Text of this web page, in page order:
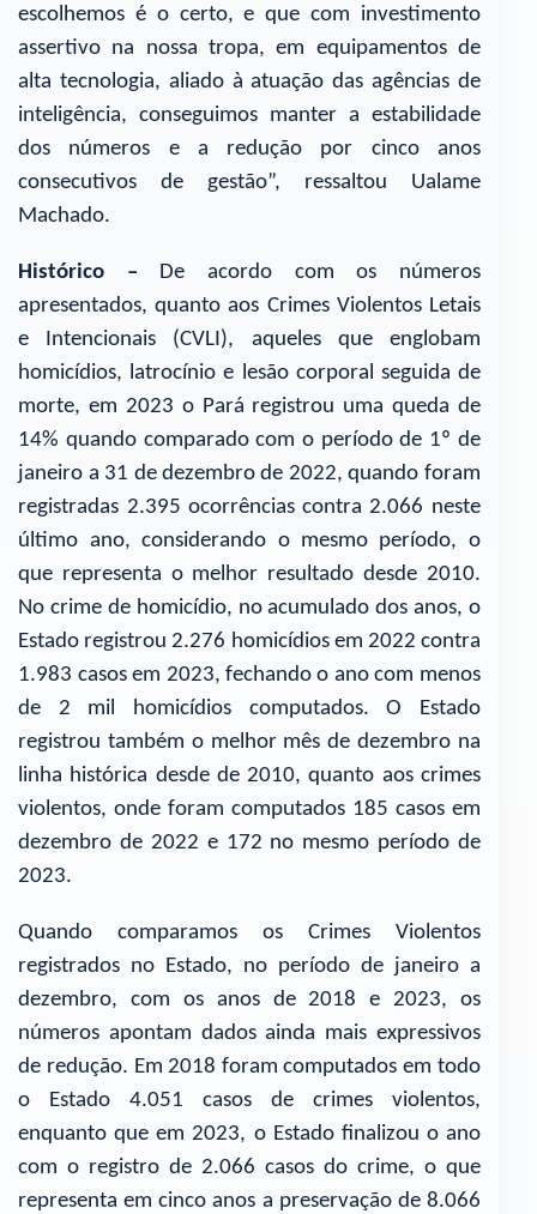
escolhemos é o certo, e que com investimento
assertivo na nossa tropa, em equipamentos de
alta tecnologia, aliado à atuação das agências de
inteligência, conseguimos manter a estabilidade
dos números e a redução por cinco anos
consecutivos de gestão”, ressaltou Ualame
Machado.
Histórico – De acordo com os números
apresentados, quanto aos Crimes Violentos Letais
e Intencionais (CVLI), aqueles que englobam
homicídios, latrocínio e lesão corporal seguida de
morte, em 2023 o Pará registrou uma queda de
14% quando comparado com o período de 1º de
janeiro a 31 de dezembro de 2022, quando foram
registradas 2.395 ocorrências contra 2.066 neste
último ano, considerando o mesmo período, o
que representa o melhor resultado desde 2010.
No crime de homicídio, no acumulado dos anos, o
Estado registrou 2.276 homicídios em 2022 contra
1.983 casos em 2023, fechando o ano com menos
de 2 mil homicídios computados. O Estado
registrou também o melhor mês de dezembro na
linha histórica desde de 2010, quanto aos crimes
violentos, onde foram computados 185 casos em
dezembro de 2022 e 172 no mesmo período de
2023.
Quando comparamos os Crimes Violentos
registrados no Estado, no período de janeiro a
dezembro, com os anos de 2018 e 2023, os
números apontam dados ainda mais expressivos
de redução. Em 2018 foram computados em todo
o Estado 4.051 casos de crimes violentos,
enquanto que em 2023, o Estado finalizou o ano
com o registro de 2.066 casos do crime, o que
representa em cinco anos a preservação de 8.066